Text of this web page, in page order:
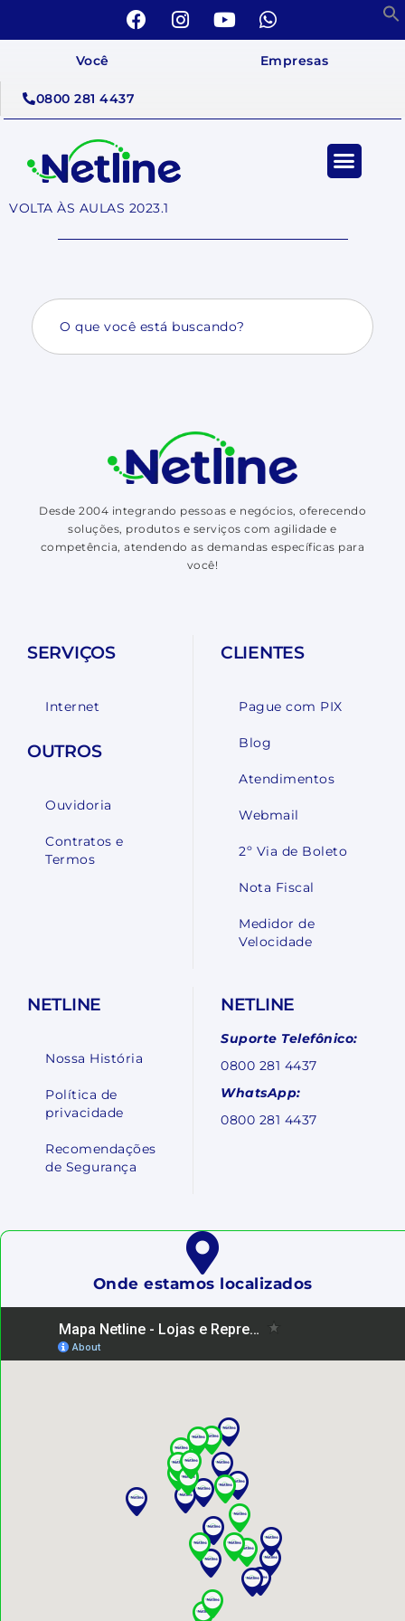
Você Empresas
0800 281 4437
VOLTA ÀS AULAS 2023.1
Search
for:
Desde 2004 integrando pessoas e negócios, oferecendo
soluções, produtos e serviços com agilidade e
competência, atendendo as demandas específicas para
você!
SERVIÇOS
Internet
OUTROS
Ouvidoria
Contratos e
Termos
CLIENTES
Pague com PIX
Blog
Atendimentos
Webmail
2º Via de Boleto
Nota Fiscal
Medidor de
Velocidade
NETLINE
Nossa História
Política de
privacidade
Recomendações
de Segurança
NETLINE
Suporte Telefônico:
0800 281 4437
WhatsApp:
0800 281 4437
Onde estamos localizados